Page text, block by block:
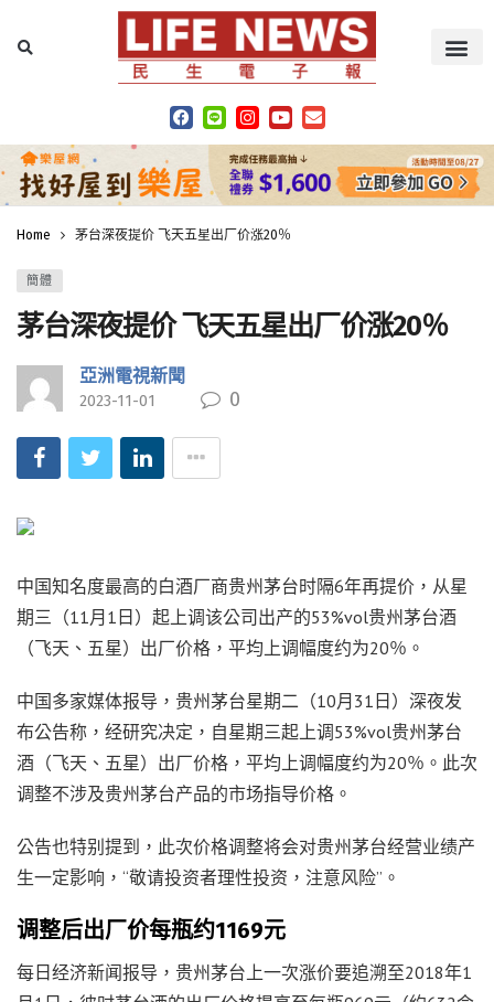
Home 茅台深夜提价 飞天五星出厂价涨20％
簡體
茅台深夜提价 飞天五星出厂价涨20％
亞洲電視新聞
2023-11-01 0
中国知名度最高的白酒厂商贵州茅台时隔6年再提价，从星
期三（11月1日）起上调该公司出产的53%vol贵州茅台酒
（飞天、五星）出厂价格，平均上调幅度约为20％。
中国多家媒体报导，贵州茅台星期二（10月31日）深夜发
布公告称，经研究决定，自星期三起上调53%vol贵州茅台
酒（飞天、五星）出厂价格，平均上调幅度约为20％。此次
调整不涉及贵州茅台产品的市场指导价格。
公告也特别提到，此次价格调整将会对贵州茅台经营业绩产
生一定影响，“敬请投资者理性投资，注意风险”。
调整后出厂价每瓶约1169元
每日经济新闻报导，贵州茅台上一次涨价要追溯至2018年1